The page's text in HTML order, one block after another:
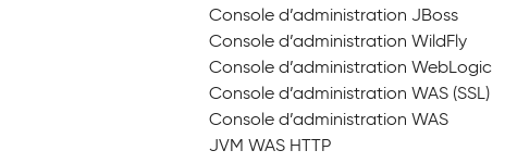
Console d’administration JBoss
Console d’administration WildFly
Console d’administration WebLogic
Console d’administration WAS (SSL)
Console d’administration WAS
JVM WAS HTTP